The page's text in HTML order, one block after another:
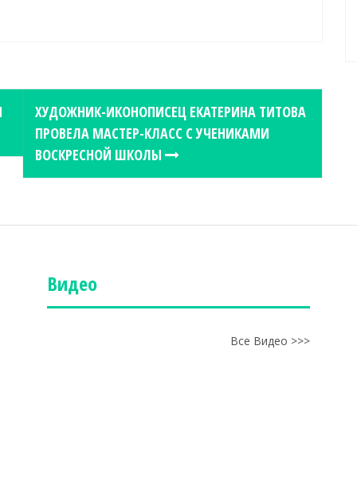
ХУДОЖНИК-ИКОНОПИСЕЦ ЕКАТЕРИНА ТИТОВА
ПРОВЕЛА МАСТЕР-КЛАСС С УЧЕНИКАМИ
ВОСКРЕСНОЙ ШКОЛЫ
Видео
Все Видео >>>